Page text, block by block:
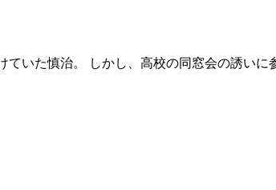
ていた慎治。 しかし、高校の同窓会の誘い